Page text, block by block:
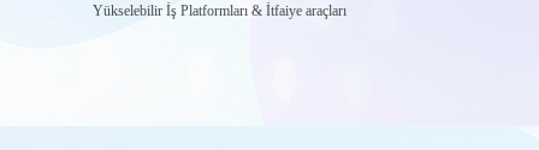
Yükselebilir İş Platformları & İtfaiye araçları